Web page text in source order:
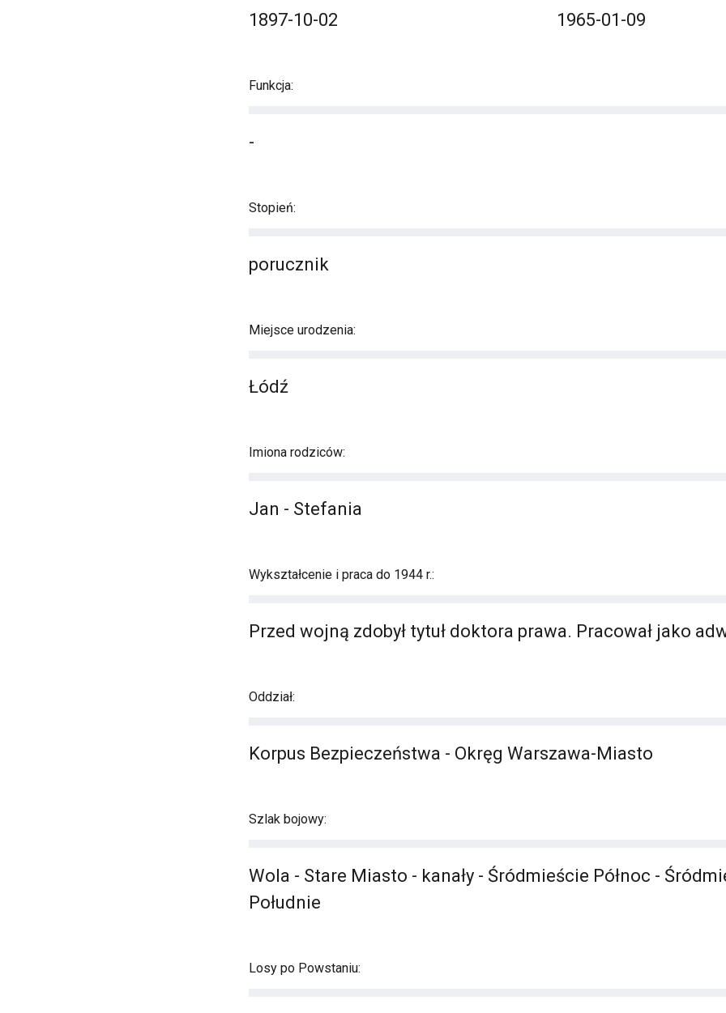
1897-10-02 1965-01-09
Funkcja:
-
Stopień:
porucznik
Miejsce urodzenia:
Łódź
Imiona rodziców:
Jan - Stefania
Wykształcenie i praca do 1944 r.:
Przed wojną zdobył tytuł doktora prawa. Pracował jako
Oddział:
Korpus Bezpieczeństwa - Okręg Warszawa-Miasto
Szlak bojowy:
Wola - Stare Miasto - kanały - Śródmieście Północ -
Południe
Losy po Powstaniu: